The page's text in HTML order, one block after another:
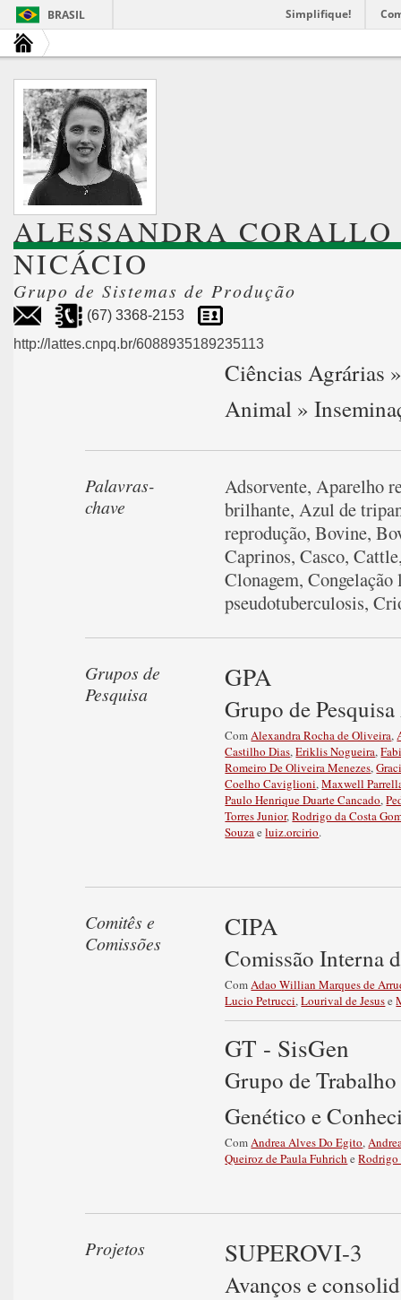
BRASIL Simplifique!
ALESSANDRA CORALLO
NICÁCIO
Grupo de Sistemas de Produção
(67) 3368-2153
http://lattes.cnpq.br/6088935189235113
Ciências Agrárias
Animal »
Palavras-
chave
Adsorvente, Aparelho
brilhante, Azul de
reprodução,Bovine,
Caprinos,Casco,Cattle
Clonagem,Congelação
pseudotuberculosis,
Grupos de
Pesquisa
GPA
Grupo de
Com Alexandra Rocha de Oliveira,
Castilho Dias,Eriklis Nogueira,
Romeiro De Oliveira Menezes,
Coelho Caviglioni,Maxwell
Paulo Henrique Duarte Cancado,
Torres Junior,Rodrigo da Costa
Souza eluiz.orcirio.
Comitês e
Comissões
CIPA
Comissão Interna
Com Adao Willian Marques de
Lucio Petrucci,Lourival de Jesuse
GT - SisGen
Grupo de
Genético e
Com Andrea Alves Do Egito,
Queiroz de Paula Fuhrich eRodrigo
Projetos SUPEROVI-3
Avanços e